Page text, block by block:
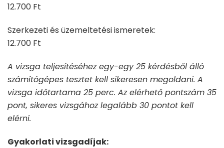
12.700 Ft
Szerkezeti és üzemeltetési ismeretek:
12.700 Ft
A vizsga teljesítéséhez egy-egy 25 kérdésből álló
számítógépes tesztet kell sikeresen megoldani. A
vizsga időtartama 25 perc. Az elérhető pontszám 35
pont, sikeres vizsgához legalább 30 pontot kell
elérni.
Gyakorlati vizsgadíjak: